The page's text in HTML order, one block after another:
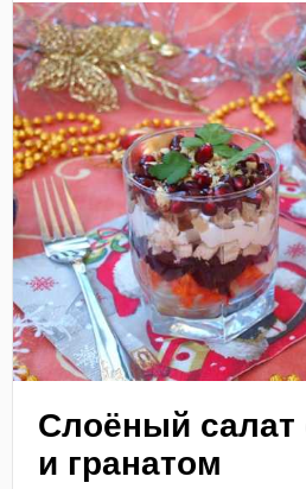
Слоёный салат
и гранатом